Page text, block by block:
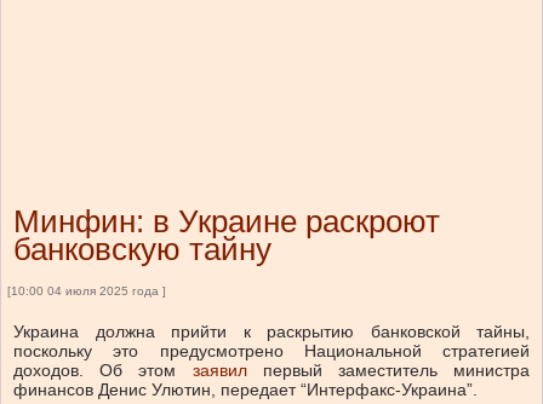
Минфин: в Украине раскроют
банковскую тайну
[10:00 04 июля 2025 года ]
Украина должна прийти к раскрытию банковской тайны,
поскольку это предусмотрено Национальной стратегией
доходов.
Об этом заявил
первый заместитель министра
финансов Денис Улютин, передает “Интерфакс-Украина”.